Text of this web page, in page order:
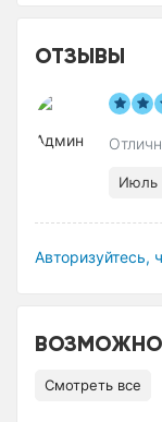
ОТЗЫВЫ
Июль
Авторизуйтесь,
ВОЗМОЖНО
Смотреть все